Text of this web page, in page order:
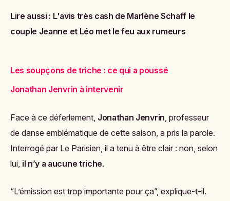
Lire aussi : L'avis très cash de Marlène Schaff le
couple Jeanne et Léo met le feu aux rumeurs
Les soupçons de triche : ce qui a poussé
Jonathan Jenvrin à intervenir
Face à ce déferlement, Jonathan Jenvrin, professeur
de danse emblématique de cette saison, a pris la parole.
Interrogé par Le Parisien, il a tenu à être clair : non, selon
lui, il n’y a aucune triche.
“L’émission est trop importante pour ça”, explique-t-il.